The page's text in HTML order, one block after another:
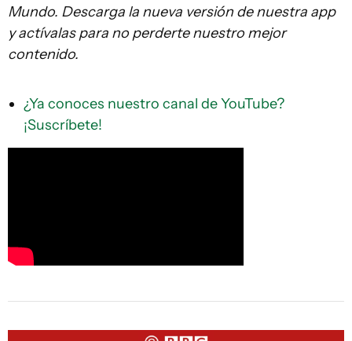
Mundo. Descarga la nueva versión de nuestra app
y actívalas para no perderte nuestro mejor
contenido.
¿Ya conoces nuestro canal de YouTube?
¡Suscríbete!